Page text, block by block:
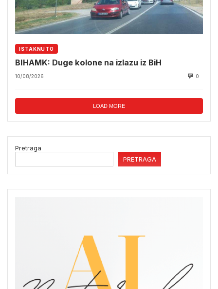
ISTAKNUTO
BIHAMK: Duge kolone na izlazu iz BiH
10/08/2026 0
LOAD MORE
Pretraga
PRETRAGA